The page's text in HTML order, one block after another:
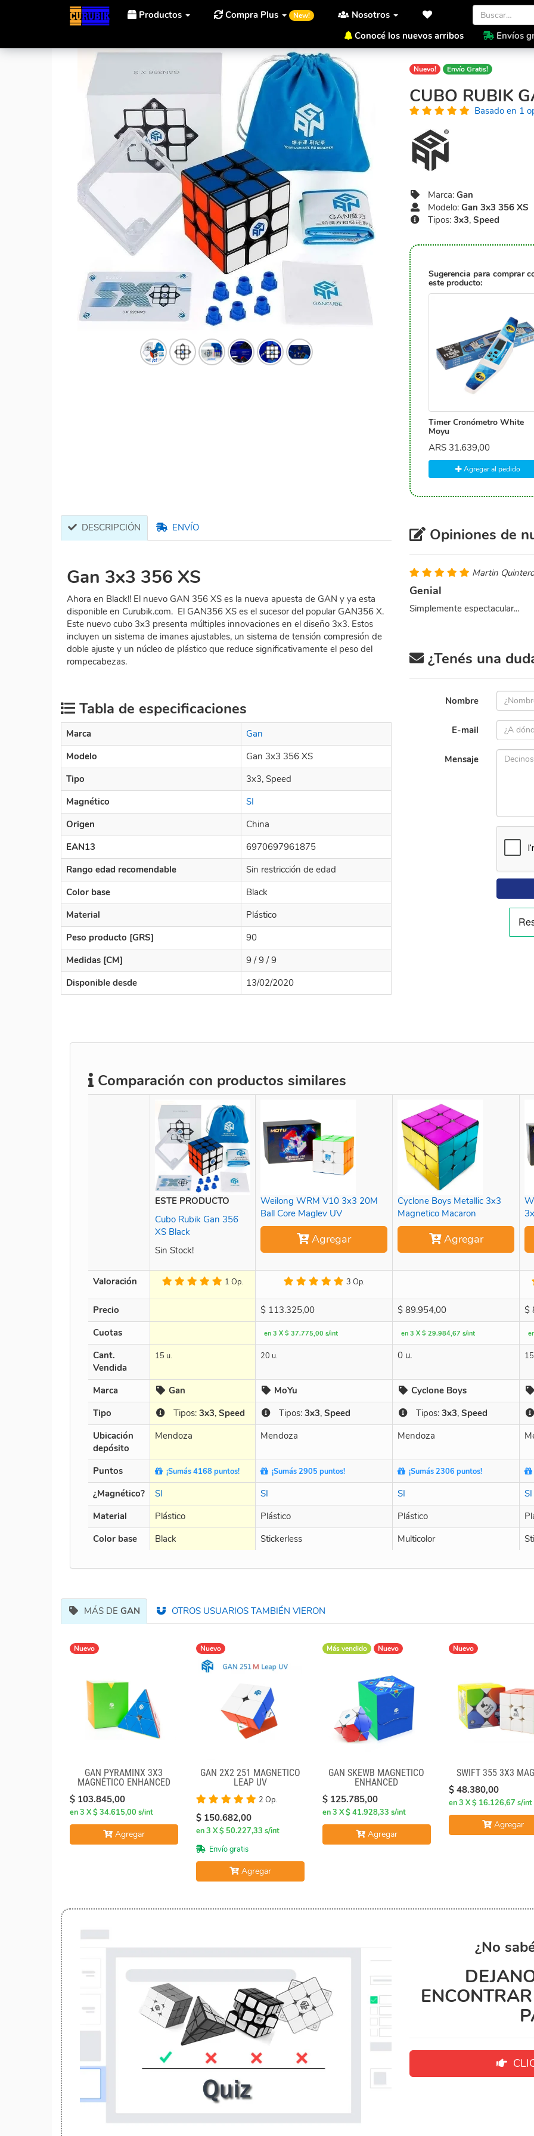
Productos Compra Plus New!
Nosotros
Conocé los nuevos arribos
Envíos
Inicio Gan Gan 3x3 356 XS
Nuevo! Envío Gratis!
CUBO RUBIK
Basado en 1
Marca: Gan
Modelo: Gan 3x3 356 XS
Tipos: 3x3, Speed
Sugerencia para comprar
este producto:
Timer Cronómetro White
Moyu
ARS 31.639,00
Agregar al pedido
DESCRIPCIÓN ENVÍO
Gan 3x3 356 XS
Ahora en Black!! El nuevo GAN 356 XS es la nueva apuesta de GAN y ya esta
disponible en Curubik.com. El GAN356 XS es el sucesor del popular GAN356 X.
Este nuevo cubo 3x3 presenta múltiples innovaciones en el diseño 3x3. Estos
incluyen un sistema de imanes ajustables, un sistema de tensión compresión de
doble ajuste y un núcleo de plástico que reduce significativamente el peso del
rompecabezas.
Tabla de especificaciones
Marca
Gan
Modelo
Gan 3x3 356 XS
Tipo
3x3, Speed
Magnético
SI
Origen
China
EAN13
6970697961875
Rango edad recomendable
Sin restricción de edad
Color base
Black
Material
Plástico
Peso producto [GRS]
90
Medidas [CM]
9 / 9 / 9
Disponible desde
13/02/2020
Opiniones de
Martin
Genial
Simplemente espectacular...
¿Tenés una
Nombre
E-mail
Mensaje
Comparación con productos similares
ESTE PRODUCTO
Cubo Rubik Gan 356
XS Black
Sin Stock!
Weilong WRM V10 3x3 20M
Ball Core Maglev UV
Agregar
Cyclone Boys Metallic 3x3
Magnetico Macaron
Agregar
Valoración 1 Op. 3 Op.
Precio $ 113.325,00 $ 89.954,00 $
Cuotas
en 3 X $ 37.775,00 s/int en 3 X $ 29.984,67 s/int
Cant.
Vendida
15 u. 20 u. 0 u.
Marca Gan MoYu
Cyclone Boys
Tipo
Tipos: 3x3, Speed Tipos: 3x3, Speed Tipos: 3x3, Speed
Ubicación
depósito
Mendoza Mendoza Mendoza
Puntos ¡Sumás 4168 puntos! ¡Sumás 2905 puntos! ¡Sumás 2306 puntos!
¿Magnético? SI SI SI
SI
Material
Plástico Plástico Plástico
Color base
Black Stickerless Multicolor
MÁS DE GAN OTROS USUARIOS TAMBIÉN VIERON
Nuevo
GAN PYRAMINX 3X3
MAGNÉTICO ENHANCED
$ 103.845,00
en 3 X $ 34.615,00 s/int
Agregar
Nuevo
GAN 2X2 251 MAGNÉTICO
LEAP UV
2 Op.
$ 150.682,00
en 3 X $ 50.227,33 s/int
Envío gratis
Agregar
Más vendido Nuevo
GAN SKEWB MAGNETICO
ENHANCED
$ 125.785,00
en 3 X $ 41.928,33 s/int
Agregar
Nuevo
SWIFT 355 3X3
$ 48.380,00
en 3 X $ 16.126,67 s/int
Agregar
¿No